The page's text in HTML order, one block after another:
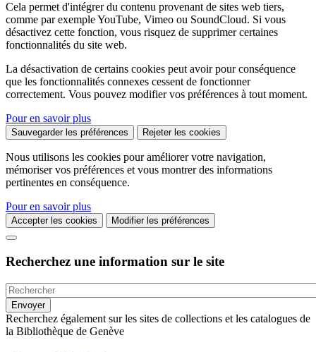
Cela permet d'intégrer du contenu provenant de sites web tiers,
comme par exemple YouTube, Vimeo ou SoundCloud. Si vous
désactivez cette fonction, vous risquez de supprimer certaines
fonctionnalités du site web.
La désactivation de certains cookies peut avoir pour conséquence
que les fonctionnalités connexes cessent de fonctionner
correctement. Vous pouvez modifier vos préférences à tout moment.
Pour en savoir plus
Sauvegarder les préférences Rejeter les cookies
Nous utilisons les cookies pour améliorer votre navigation,
mémoriser vos préférences et vous montrer des informations
pertinentes en conséquence.
Pour en savoir plus
Accepter les cookies Modifier les préférences
Recherchez une information sur le site
Recherchez également sur les sites de collections et les catalogues de
la Bibliothèque de Genève